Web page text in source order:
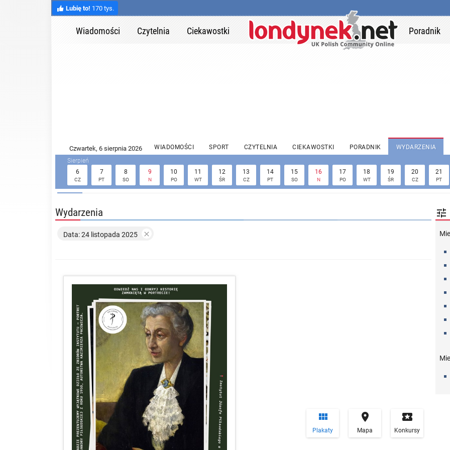
Lubię to! 170 tys.
Wiadomości Czytelnia Ciekawostki Poradnik
WIADOMOŚCI SPORT CZYTELNIA CIEKAWOSTKI PORADNIK WYDARZENIA
6
CZ
7
PT
8
SO
9
N
10
PO
11
WT
12
ŚR
13
CZ
14
PT
15
SO
16
N
17
PO
18
WT
19
ŚR
20
CZ
21
PT

Wydarzenia

Plakaty

Mapa
local_play
Konkursy
Data: 24 listopada 2025 